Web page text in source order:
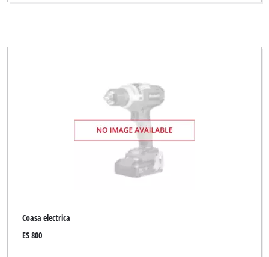
Coasa electrica
ES 800